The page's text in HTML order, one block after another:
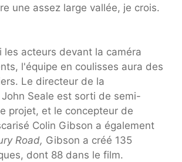
une assez large vallée, je crois.
les acteurs devant la caméra
l'équipe en coulisses aura des
Le directeur de la
Seale est sorti de semi-
projet, et le concepteur de
Colin Gibson a également
Road, Gibson a créé 135
dont 88 dans le film.